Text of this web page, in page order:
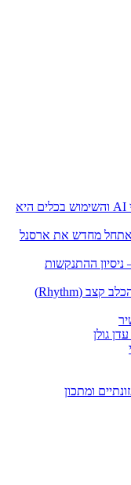
העולם לא מחכה: למה למידה של יישומי AI והשימוש בכלים היא
מחדש את ארסנל
ההתנקשות
אמריקה גוט טאלנט – רוני הישראלית והכלב קצב (Rhythm)
גולן
ומתכון